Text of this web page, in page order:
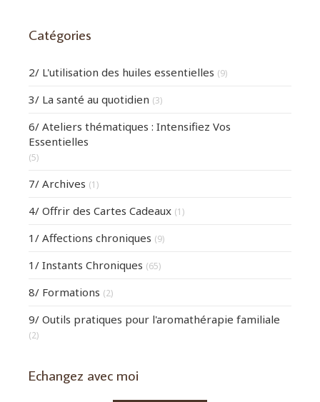
Catégories
2/ L'utilisation des huiles essentielles (9)
3/ La santé au quotidien (3)
6/ Ateliers thématiques : Intensifiez Vos
Essentielles
(5)
7/ Archives (1)
4/ Offrir des Cartes Cadeaux (1)
1/ Affections chroniques (9)
1/ Instants Chroniques (65)
8/ Formations (2)
9/ Outils pratiques pour l'aromathérapie familiale
(2)
Echangez avec moi